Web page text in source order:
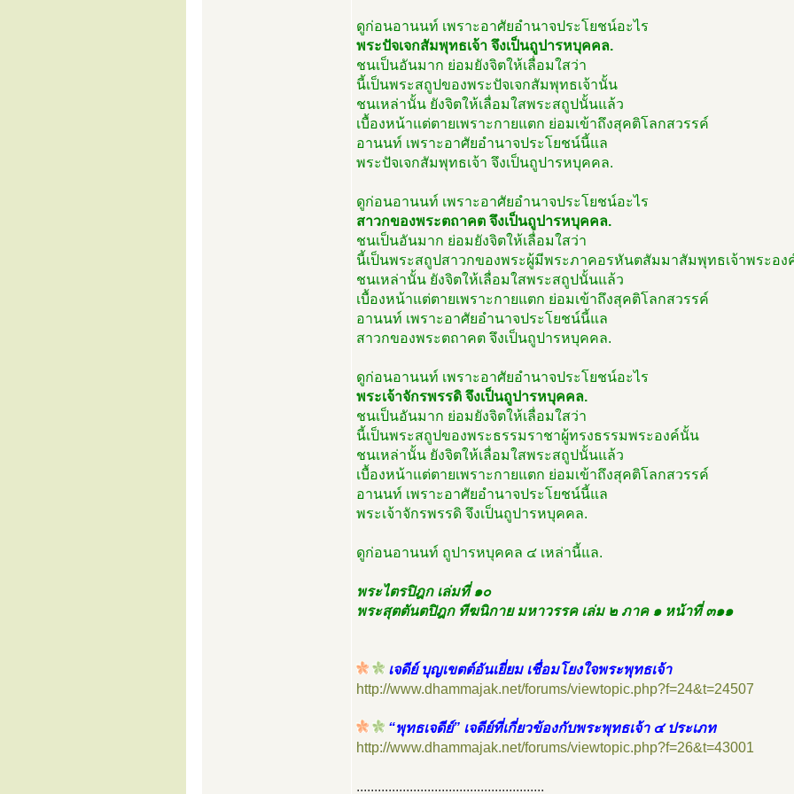
ดูก่อนอานนท์ เพราะอาศัยอำนาจประโยชน์อะไร
พระปัจเจกสัมพุทธเจ้า จึงเป็นถูปารหบุคคล.
ชนเป็นอันมาก ย่อมยังจิตให้เลื่อมใสว่า
นี้เป็นพระสถูปของพระปัจเจกสัมพุทธเจ้านั้น
ชนเหล่านั้น ยังจิตให้เลื่อมใสพระสถูปนั้นแล้ว
เบื้องหน้าแต่ตายเพราะกายแตก ย่อมเข้าถึงสุคติโลกสวรรค์
อานนท์ เพราะอาศัยอำนาจประโยชน์นี้แล
พระปัจเจกสัมพุทธเจ้า จึงเป็นถูปารหบุคคล.
ดูก่อนอานนท์ เพราะอาศัยอำนาจประโยชน์อะไร
สาวกของพระตถาคต จึงเป็นถูปารหบุคคล.
ชนเป็นอันมาก ย่อมยังจิตให้เลื่อมใสว่า
นี้เป็นพระสถูปสาวกของพระผู้มีพระภาคอรหันตสัมมาสัมพุทธเจ้าพระอง
ชนเหล่านั้น ยังจิตให้เลื่อมใสพระสถูปนั้นแล้ว
เบื้องหน้าแต่ตายเพราะกายแตก ย่อมเข้าถึงสุคติโลกสวรรค์
อานนท์ เพราะอาศัยอำนาจประโยชน์นี้แล
สาวกของพระตถาคต จึงเป็นถูปารหบุคคล.
ดูก่อนอานนท์ เพราะอาศัยอำนาจประโยชน์อะไร
พระเจ้าจักรพรรดิ จึงเป็นถูปารหบุคคล.
ชนเป็นอันมาก ย่อมยังจิตให้เลื่อมใสว่า
นี้เป็นพระสถูปของพระธรรมราชาผู้ทรงธรรมพระองค์นั้น
ชนเหล่านั้น ยังจิตให้เลื่อมใสพระสถูปนั้นแล้ว
เบื้องหน้าแต่ตายเพราะกายแตก ย่อมเข้าถึงสุคติโลกสวรรค์
อานนท์ เพราะอาศัยอำนาจประโยชน์นี้แล
พระเจ้าจักรพรรดิ จึงเป็นถูปารหบุคคล.
ดูก่อนอานนท์ ถูปารหบุคคล ๔ เหล่านี้แล.
พระไตรปิฎก เล่มที่ ๑๐
พระสุตตันตปิฎก ทีฆนิกาย มหาวรรค เล่ม ๒ ภาค ๑ หน้าที่ ๓๑๑
เจดีย์ บุญเขตต์อันเยี่ยม เชื่อมโยงใจพระพุทธเจ้า
http://www.dhammajak.net/forums/viewtopic.php?f=24&t=24507
“พุทธเจดีย์” เจดีย์ที่เกี่ยวข้องกับพระพุทธเจ้า ๔ ประเภท
http://www.dhammajak.net/forums/viewtopic.php?f=26&t=43001
.....................................................